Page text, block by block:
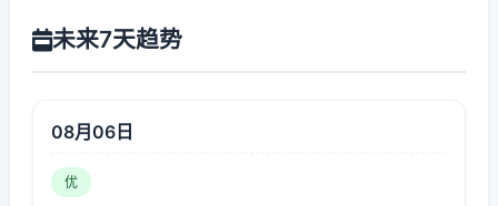
未来7天趋势
08月06日
优